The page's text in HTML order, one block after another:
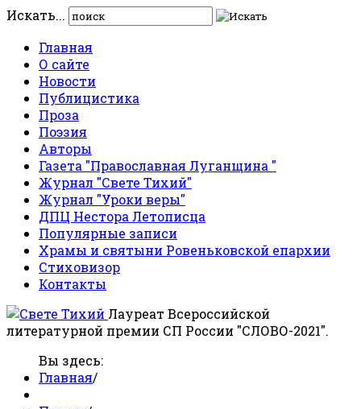
Искать...
Главная
О сайте
Новости
Публицистика
Проза
Поэзия
Авторы
Газета "Православная Луганщина "
Журнал "Свете Тихий"
Журнал "Уроки веры"
ДПЦ Нестора Летописца
Популярные записи
Храмы и святыни Ровеньковской епархии
Стиховизор
Контакты
Лауреат Всероссийской
литературной премии СП России "СЛОВО-2021".
Вы здесь:
Главная/